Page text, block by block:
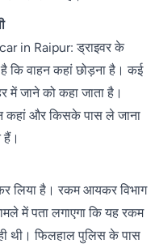
in Raipur: ड्राइवर के
कि वाहन कहां छोड़ना है। कई
में जाने को कहा जाता है।
कहां और किसके पास ले जाना
हैं।
लिया है। रकम आयकर विभाग
में पता लगाएगा कि यह रकम
थी। फिलहाल पुलिस के पास